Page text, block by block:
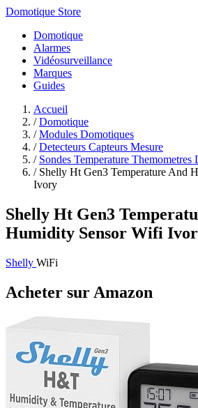
Domotique Store
Domotique
Alarmes
Vidéosurveillance
Marques
Guides
Accueil
/ Domotique
/ Modules Domotiques
/ Detecteurs Capteurs Mesure
/ Sondes Temperature Themometres
/ Shelly Ht Gen3 Temperature And
Ivory
Shelly Ht Gen3
Humidity Sensor Wifi
Shelly WiFi
Acheter sur Amazon